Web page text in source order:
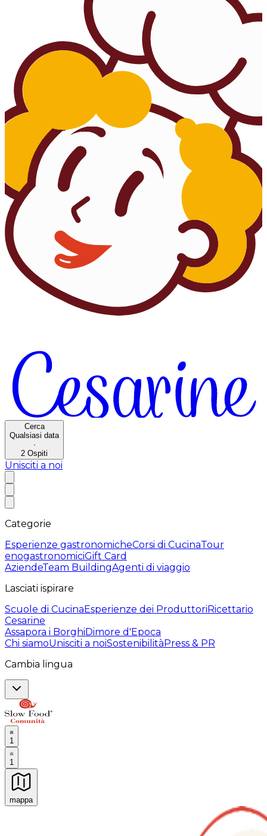
Cerca
Qualsiasi data
·
2 Ospiti
Unisciti a noi
Categorie
Esperienze gastronomicheCorsi di CucinaTour
enogastronomiciGift Card
AziendeTeam BuildingAgenti di viaggio
Lasciati ispirare
Scuole di CucinaEsperienze dei ProduttoriRicettario
Cesarine
Assapora i BorghiDimore d'Epoca
Chi siamoUnisciti a noiSostenibilitàPress & PR
Cambia lingua
1
1
mappa
Esperienze culinarie indimenticabili: Esperienze